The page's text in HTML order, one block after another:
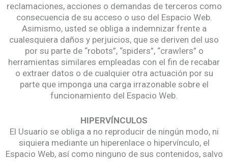
reclamaciones, acciones o demandas de terceros como
consecuencia de su acceso o uso del Espacio Web.
Asimismo, usted se obliga a indemnizar frente a
cualesquiera daños y perjuicios, que se deriven del uso
por su parte de “robots”, “spiders”, “crawlers” o
herramientas similares empleadas con el fin de recabar
o extraer datos o de cualquier otra actuación por su
parte que imponga una carga irrazonable sobre el
funcionamiento del Espacio Web.
HIPERVÍNCULOS
El Usuario se obliga a no reproducir de ningún modo, ni
siquiera mediante un hiperenlace o hipervínculo, el
Espacio Web, así como ninguno de sus contenidos, salvo